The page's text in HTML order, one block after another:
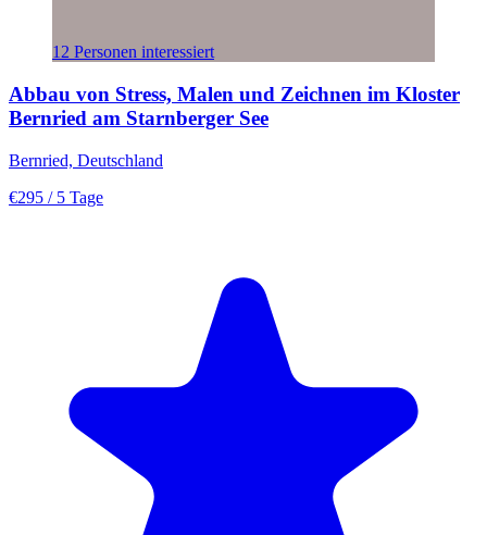
12 Personen interessiert
Abbau von Stress, Malen und Zeichnen im Kloster
Bernried am Starnberger See
Bernried, Deutschland
€295 / 5 Tage